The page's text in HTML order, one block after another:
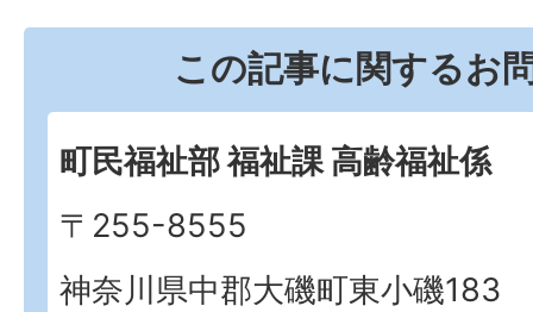
この記事に関するお
町民福祉部 福祉課 高齢福祉係
〒255-8555
神奈川県中郡大磯町東小磯183